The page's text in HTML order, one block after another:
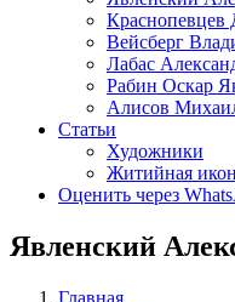
Вейсберг
Лабас
Рабин Оскар
Алисов
Статьи
Художники
Житийная
Оценить через
Явленский
Главная